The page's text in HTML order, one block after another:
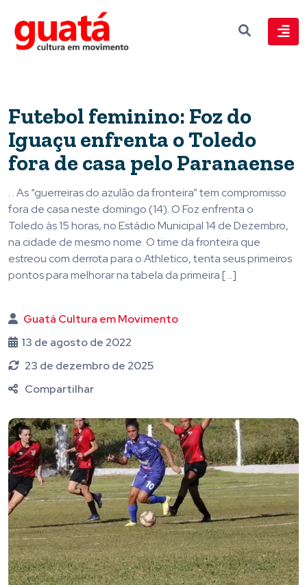
Futebol feminino: Foz do
Iguaçu enfrenta o Toledo
fora de casa pelo Paranaense
. . As “guerreiras do azulão da fronteira” tem compromisso
fora de casa neste domingo (14). O Foz enfrenta o
Toledo às 15 horas, no Estádio Municipal 14 de Dezembro,
na cidade de mesmo nome. O time da fronteira que
estreou com derrota para o Athletico, tenta seus primeiros
pontos para melhorar na tabela da primeira […]
Guatá Cultura em Movimento
13 de agosto de 2022
23 de dezembro de 2025
Compartilhar